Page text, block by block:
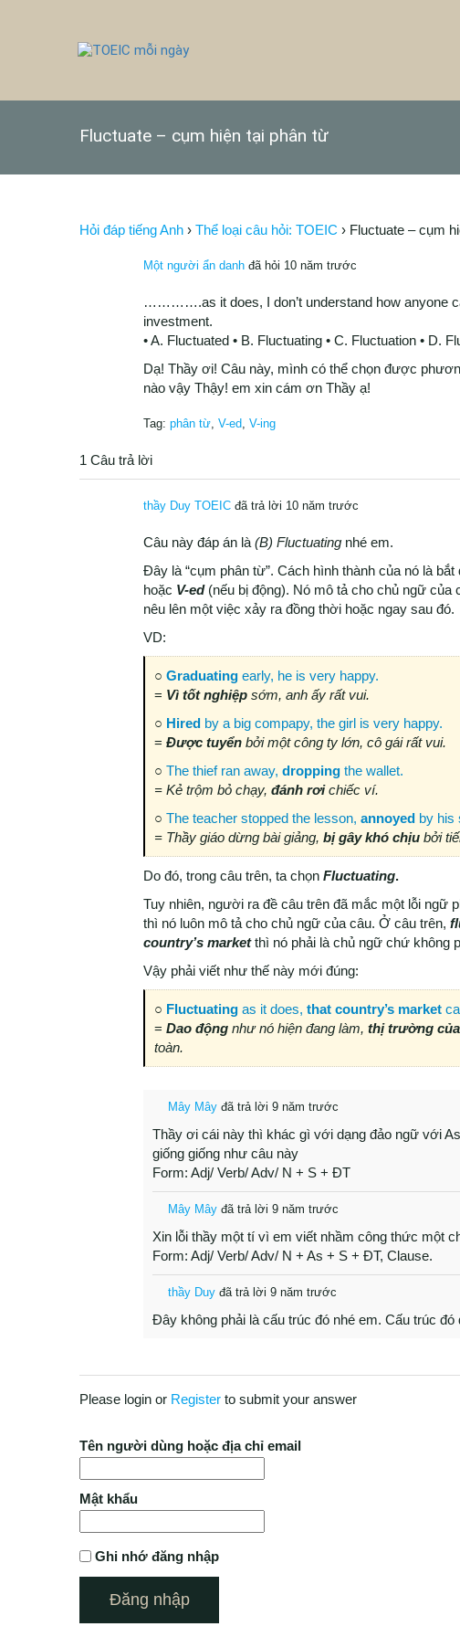
Fluctuate – cụm hiện tại phân từ
Hỏi đáp tiếng Anh › Thể loại câu hỏi: TOEIC › Fluctuate – cụm
Một người ẩn danh đã hỏi 10 năm trước
………….as it does, I don’t understand how anyone
investment.
• A. Fluctuated • B. Fluctuating • C. Fluctuation • D.
Dạ! Thầy ơi! Câu này, mình có thể chọn được
nào vậy Thậy! em xin cám ơn Thầy ạ!
Tag: phân từ, V-ed, V-ing
1 Câu trả lời
thầy Duy TOEIC đã trả lời 10 năm trước
Câu này đáp án là (B) Fluctuating nhé em.
Đây là “cụm phân từ”. Cách hình thành của nó là
hoặc V-ed(nếu bị động). Nó mô tả cho chủ ngữ của
nêu lên một việc xảy ra đồng thời hoặc ngay sau đó.
VD:
○ Graduating early, he is very happy.
= Vì tốt nghiệp sớm, anh ấy rất vui.
○ Hired by a big compapy, the girl is very happy.
= Được tuyển bởi một công ty lớn, cô gái rất vui.
○ The thief ran away, dropping the wallet.
= Kẻ trộm bỏ chạy, đánh rơichiếc ví.
○ The teacher stopped the lesson, annoyed by his
= Thầy giáo dừng bài giảng, bị gây khó chịu bởi
Do đó, trong câu trên, ta chọn Fluctuating.
Tuy nhiên, người ra đề câu trên đã mắc một lỗi ngữ
thì nó luôn mô tả cho chủ ngữ của câu. Ở câu trên,
country’s market thì nó phải là chủ ngữ chứ không
Vậy phải viết như thế này mới đúng:
○ Fluctuating as it does, that country’s market
= Dao động như nó hiện đang làm, thị trường
toàn.
Mây Mây đã trả lời 9 năm trước
Thầy ơi cái này thì khác gì với dạng đảo ngữ với
giống giống như câu này
Form: Adj/ Verb/ Adv/ N + S + ĐT
Mây Mây đã trả lời 9 năm trước
Xin lỗi thầy một tí vì em viết nhầm công thức một
Form: Adj/ Verb/ Adv/ N + As + S + ĐT, Clause.
thầy Duy đã trả lời 9 năm trước
Đây không phải là cấu trúc đó nhé em. Cấu trúc
Please login or Register to submit your answer
Tên người dùng hoặc địa chỉ email
Mật khẩu
Ghi nhớ đăng nhập